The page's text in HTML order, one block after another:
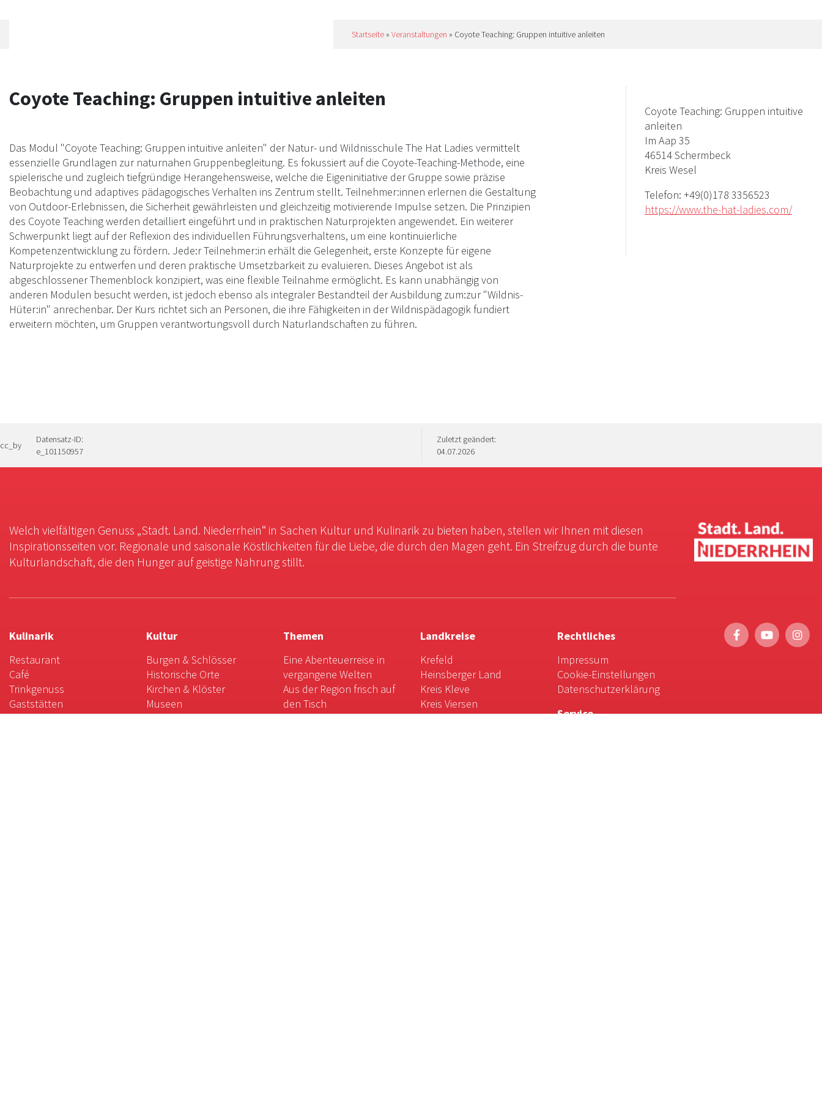
Startseite » Veranstaltungen » Coyote Teaching: Gruppen intuitive anleiten
Coyote Teaching: Gruppen intuitive anleiten
Das Modul "Coyote Teaching: Gruppen intuitive anleiten" der Natur- und Wildnisschule The Hat Ladies vermittelt
essenzielle Grundlagen zur naturnahen Gruppenbegleitung. Es fokussiert auf die Coyote-Teaching-Methode, eine
spielerische und zugleich tiefgründige Herangehensweise, welche die Eigeninitiative der Gruppe sowie präzise
Beobachtung und adaptives pädagogisches Verhalten ins Zentrum stellt. Teilnehmer:innen erlernen die Gestaltung
von Outdoor-Erlebnissen, die Sicherheit gewährleisten und gleichzeitig motivierende Impulse setzen. Die Prinzipien
des Coyote Teaching werden detailliert eingeführt und in praktischen Naturprojekten angewendet. Ein weiterer
Schwerpunkt liegt auf der Reflexion des individuellen Führungsverhaltens, um eine kontinuierliche
Kompetenzentwicklung zu fördern. Jede:r Teilnehmer:in erhält die Gelegenheit, erste Konzepte für eigene
Naturprojekte zu entwerfen und deren praktische Umsetzbarkeit zu evaluieren. Dieses Angebot ist als
abgeschlossener Themenblock konzipiert, was eine flexible Teilnahme ermöglicht. Es kann unabhängig von
anderen Modulen besucht werden, ist jedoch ebenso als integraler Bestandteil der Ausbildung zum:zur "Wildnis-
Hüter:in" anrechenbar. Der Kurs richtet sich an Personen, die ihre Fähigkeiten in der Wildnispädagogik fundiert
erweitern möchten, um Gruppen verantwortungsvoll durch Naturlandschaften zu führen.
Coyote Teaching: Gruppen intuitive
anleiten
Im Aap 35
46514 Schermbeck
Kreis Wesel
Telefon: +49(0)178 3356523
https://www.the-hat-ladies.com/
cc_by
Datensatz-ID:
e_101150957
Zuletzt geändert:
04.07.2026
Welch vielfältigen Genuss „Stadt. Land. Niederrhein“ in Sachen Kultur und Kulinarik zu bieten haben, stellen wir Ihnen mit diesen
Inspirationsseiten vor. Regionale und saisonale Köstlichkeiten für die Liebe, die durch den Magen geht. Ein Streifzug durch die bunte
Kulturlandschaft, die den Hunger auf geistige Nahrung stillt.
Kulinarik
Restaurant
Café
Trinkgenuss
Gaststätten
Hofläden &
Kultur
Burgen & Schlösser
Historische Orte
Kirchen & Klöster
Museen
Theater & Co.
Themen
Eine Abenteuerreise in
vergangene Welten
Aus der Region frisch auf
den Tisch
Landpartie: Magische
Landkreise
Krefeld
Heinsberger Land
Kreis Kleve
Kreis Viersen
Kreis Wesel
Rechtliches
Impressum
Cookie-Einstellungen
Datenschutzerklärung
Service